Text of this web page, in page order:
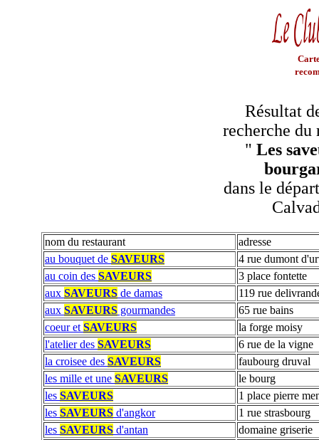
Résultat
recherche du
" Les
dans le
nom du restaurant
adresse
au bouquet de SAVEURS
4 rue dumont
au coin des SAVEURS
3 place fontette
aux SAVEURS de damas
119 rue
aux SAVEURS gourmandes
65 rue bains
coeur et SAVEURS
la forge moisy
l'atelier des SAVEURS
6 rue de la vigne
la croisee des SAVEURS
faubourg druval
les mille et une SAVEURS
le bourg
les SAVEURS
1 place pierre
les SAVEURS d'angkor
1 rue strasbourg
les SAVEURS d'antan
domaine griserie